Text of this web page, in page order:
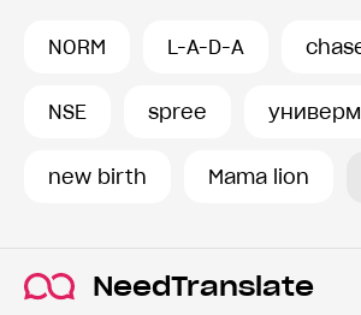
NORM L-A-D-A
NSE spree
new birth Mama lion
NeedTranslate